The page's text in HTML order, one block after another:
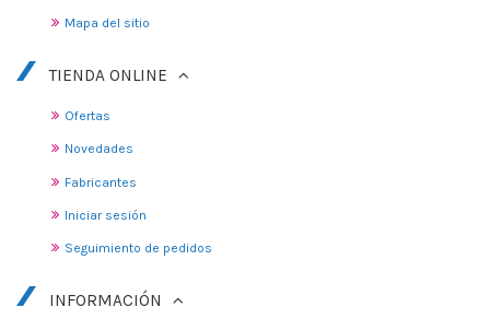
Mapa del sitio
TIENDA ONLINE
Ofertas
Novedades
Fabricantes
Iniciar sesión
Seguimiento de pedidos
INFORMACIÓN